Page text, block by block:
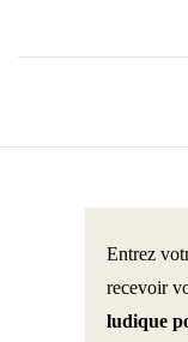
Entrez
recevoir
ludique